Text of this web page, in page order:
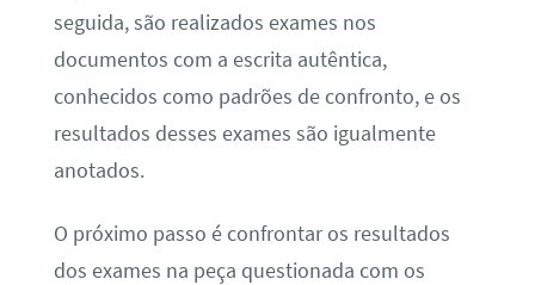
seguida, são realizados exames nos
documentos com a escrita autêntica,
conhecidos como padrões de confronto, e os
resultados desses exames são igualmente
anotados.
O próximo passo é confrontar os resultados
dos exames na peça questionada com os